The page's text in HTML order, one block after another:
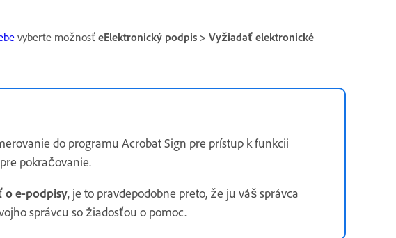
vyberte možnosť eElektronický podpis > Vyžiadať elektronické
do programu Acrobat Sign pre prístup k funkcii
pre pokračovanie.
o e-podpisy, je to pravdepodobne preto, že ju váš správca
správcu so žiadosťou o pomoc.